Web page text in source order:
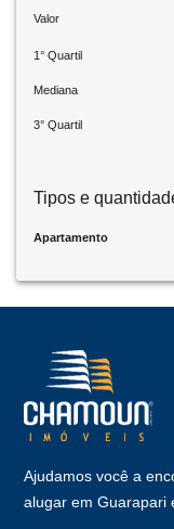
Valor
1° Quartil
Mediana
3° Quartil
Tipos e
Apartamento
Ajudamos você a
alugar em Guarapari